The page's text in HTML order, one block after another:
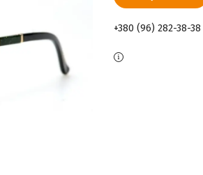
+380 (96) 282-38-38